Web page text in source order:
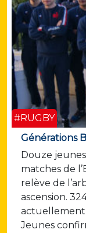
#RUGBY
Générations
Douze
matches de
relève de
ascension.
actuellement
Jeunes